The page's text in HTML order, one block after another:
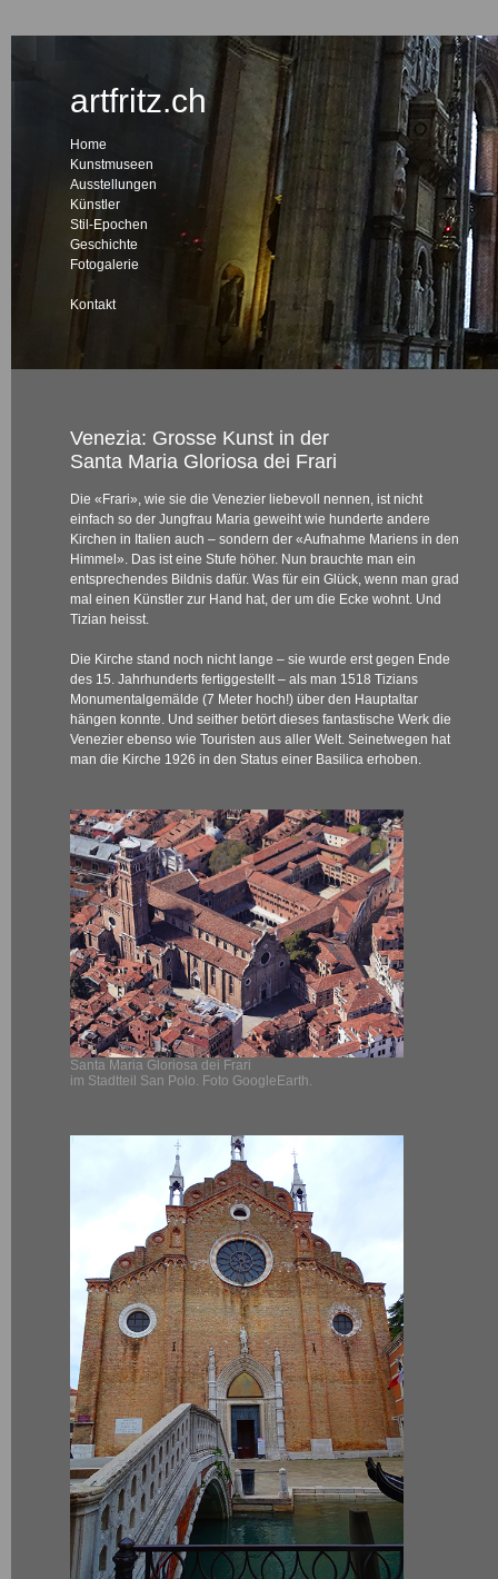
artfritz.ch
Home
Kunstmuseen
Ausstellungen
Künstler
Stil-Epochen
Geschichte
Fotogalerie
Kontakt
Venezia: Grosse Kunst in der
Santa Maria Gloriosa dei Frari
Die «Frari», wie sie die Venezier liebevoll nennen, ist nicht
einfach so der Jungfrau Maria geweiht wie hunderte andere
Kirchen in Italien auch – sondern der «Aufnahme Mariens in den
Himmel». Das ist eine Stufe höher. Nun brauchte man ein
entsprechendes Bildnis dafür. Was für ein Glück, wenn man grad
mal einen Künstler zur Hand hat, der um die Ecke wohnt. Und
Tizian heisst.
Die Kirche stand noch nicht lange – sie wurde erst gegen Ende
des 15. Jahrhunderts fertiggestellt – als man 1518 Tizians
Monumentalgemälde (7 Meter hoch!) über den Hauptaltar
hängen konnte. Und seither betört dieses fantastische Werk die
Venezier ebenso wie Touristen aus aller Welt. Seinetwegen hat
man die Kirche 1926 in den Status einer Basilica erhoben.
Santa Maria Gloriosa dei Frari
im Stadtteil San Polo. Foto GoogleEarth.